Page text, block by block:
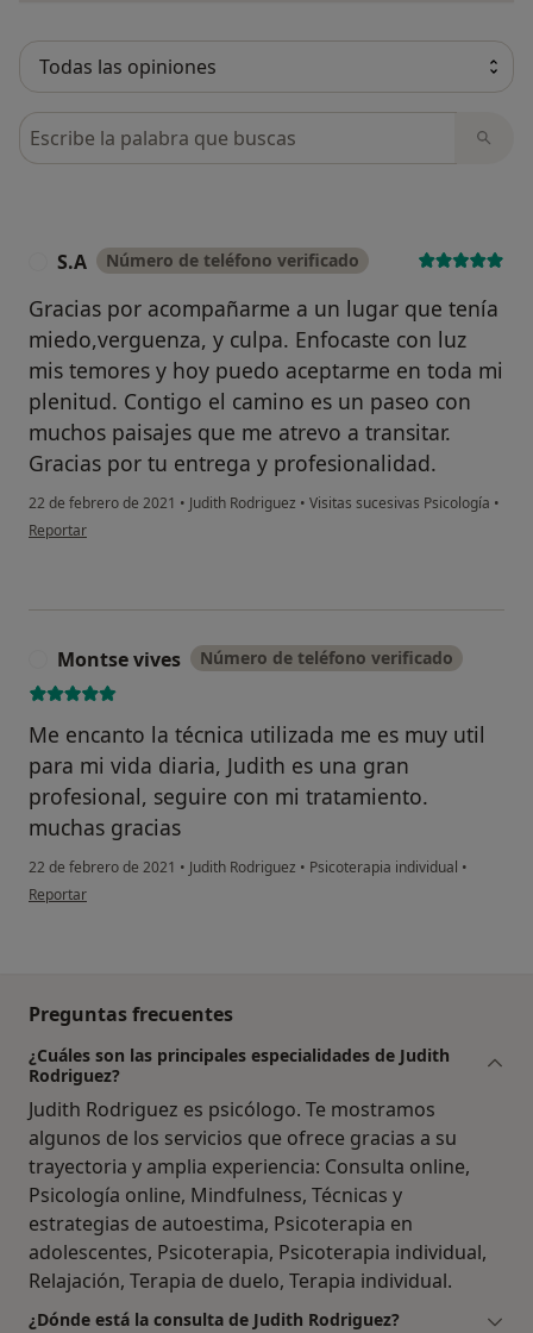
Busca en opiniones
S.A Número de teléfono verificado
Gracias por acompañarme a un lugar que tenía
miedo,verguenza, y culpa. Enfocaste con luz
mis temores y hoy puedo aceptarme en toda mi
plenitud. Contigo el camino es un paseo con
muchos paisajes que me atrevo a transitar.
Gracias por tu entrega y profesionalidad.
22 de febrero de 2021 • Judith Rodriguez • Visitas sucesivas Psicología •
en opinión del usuario S.A
Reportar
Montse vives Número de teléfono verificado
Me encanto la técnica utilizada me es muy util
para mi vida diaria, Judith es una gran
profesional, seguire con mi tratamiento.
muchas gracias
22 de febrero de 2021 • Judith Rodriguez • Psicoterapia individual •
en opinión del usuario Montse vives
Reportar
Preguntas frecuentes
¿Cuáles son las principales especialidades de Judith
Rodriguez?
Judith Rodriguez es psicólogo. Te mostramos
algunos de los servicios que ofrece gracias a su
trayectoria y amplia experiencia: Consulta online,
Psicología online, Mindfulness, Técnicas y
estrategias de autoestima, Psicoterapia en
adolescentes, Psicoterapia, Psicoterapia individual,
Relajación, Terapia de duelo, Terapia individual.
¿Dónde está la consulta de Judith Rodriguez?